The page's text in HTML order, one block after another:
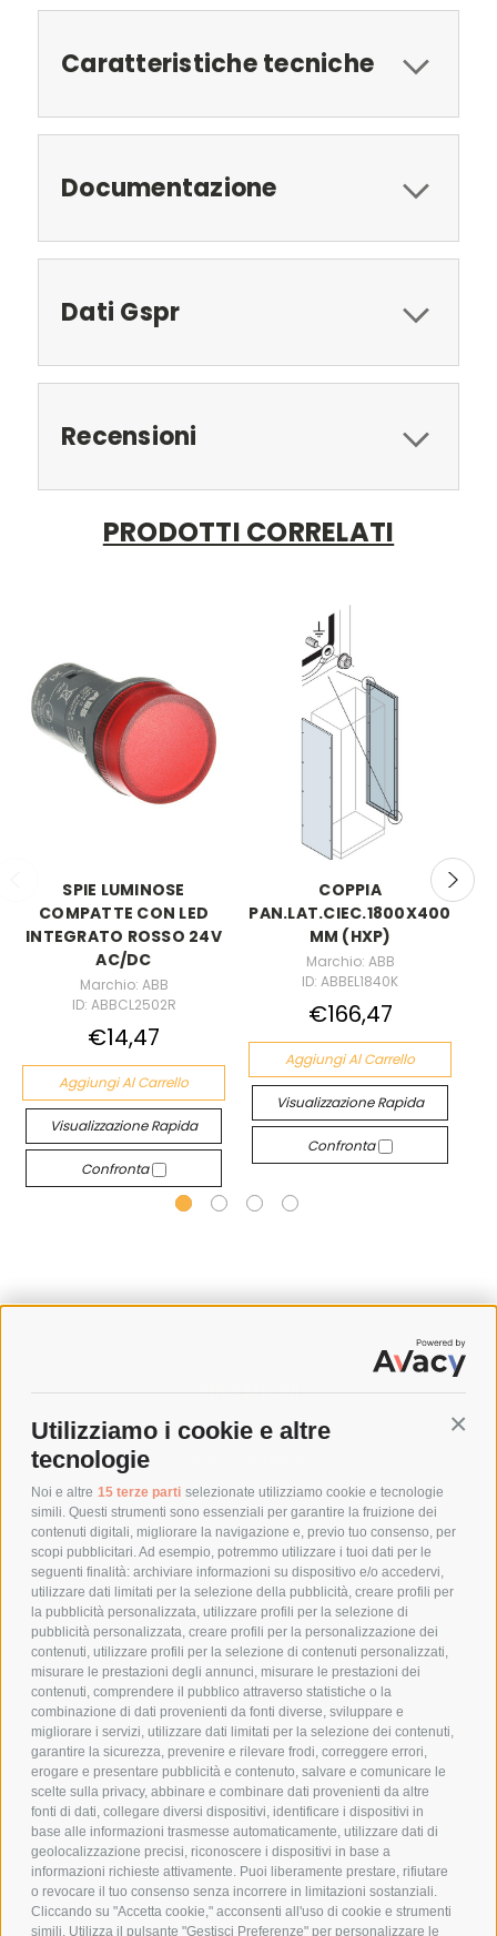
Utilizziamo i cookie e altre
tecnologie
Noi e altre 15 terze parti selezionate utilizziamo cookie e tecnologie
simili. Questi strumenti sono essenziali per garantire la fruizione dei
contenuti digitali, migliorare la navigazione e, previo tuo consenso, per
scopi pubblicitari. Ad esempio, potremmo utilizzare i tuoi dati per le
seguenti finalità: archiviare informazioni su dispositivo e/o accedervi,
utilizzare dati limitati per la selezione della pubblicità, creare profili per
la pubblicità personalizzata, utilizzare profili per la selezione di
pubblicità personalizzata, creare profili per la personalizzazione dei
contenuti, utilizzare profili per la selezione di contenuti personalizzati,
misurare le prestazioni degli annunci, misurare le prestazioni dei
contenuti, comprendere il pubblico attraverso statistiche o la
combinazione di dati provenienti da fonti diverse, sviluppare e
migliorare i servizi, utilizzare dati limitati per la selezione dei contenuti,
garantire la sicurezza, prevenire e rilevare frodi, correggere errori,
erogare e presentare pubblicità e contenuto, salvare e comunicare le
scelte sulla privacy, abbinare e combinare dati provenienti da altre
fonti di dati, collegare diversi dispositivi, identificare i dispositivi in
base alle informazioni trasmesse automaticamente, utilizzare dati di
geolocalizzazione precisi, riconoscere i dispositivi in base a
informazioni richieste attivamente. Puoi liberamente prestare, rifiutare
o revocare il tuo consenso senza incorrere in limitazioni sostanziali.
Cliccando su "Accetta cookie," acconsenti all'uso di cookie e strumenti
simili. Utilizza il pulsante "Gestisci Preferenze" per personalizzare le
Caratteristiche tecniche
Documentazione
Dati Gspr
Recensioni
PRODOTTI CORRELATI
SPIE LUMINOSE
COMPATTE CON LED
INTEGRATO ROSSO 24V
AC/DC
Marchio: ABB
ID: ABBCL2502R
€14,47
Aggiungi Al Carrello
Visualizzazione Rapida
Confronta
COPPIA
PAN.LAT.CIEC.1800X400
MM (HXP)
Marchio: ABB
ID: ABBEL1840K
€166,47
Aggiungi Al Carrello
Visualizzazione Rapida
Confronta
SPEDIZIONI
COSTI DI SPEDIZIONE
POLITICA DI RESO
POLICY
PRIVACY POLICY
COOKIE POLICY
PAGAMENTI SICURI
AZIENDA
CHI SIAMO
MARCHI TRATTATI
CONDOMINI